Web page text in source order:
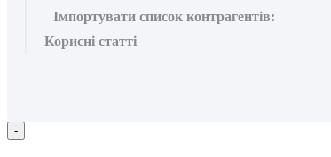
Імпортувати список контрагентів:
Корисні статті
-